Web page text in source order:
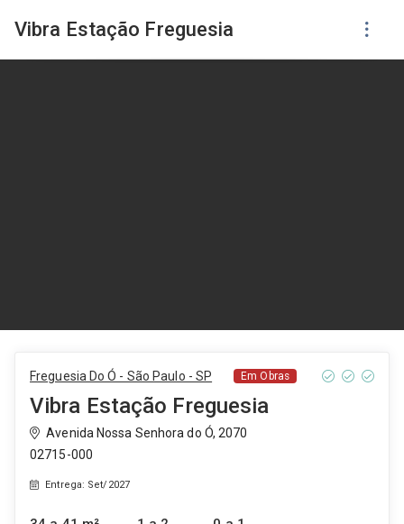
Vibra Estação Freguesia
Freguesia Do Ó - São Paulo - SP Em Obras
Vibra Estação Freguesia
Avenida Nossa Senhora do Ó, 2070
02715-000
Entrega: Set/2027